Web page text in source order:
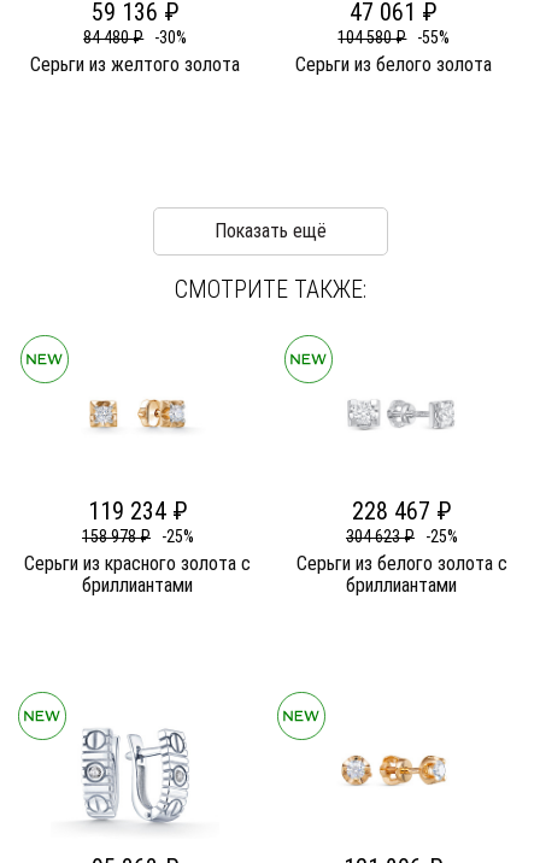
59 136 ₽
84 480 ₽ -30%
Серьги из желтого золота
47 061 ₽
104 580 ₽ -55%
Серьги из белого золота
Показать ещё
СМОТРИТЕ ТАКЖЕ:
119 234 ₽
158 978 ₽ -25%
Серьги из красного золота c
бриллиантами
228 467 ₽
304 623 ₽ -25%
Серьги из белого золота c
бриллиантами